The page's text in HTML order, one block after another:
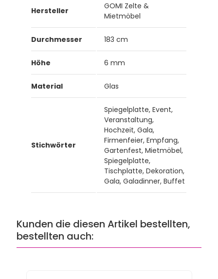
Hersteller
GOMI Zelte &
Mietmöbel
Durchmesser 183 cm
Höhe 6 mm
Material Glas
Stichwörter
Spiegelplatte, Event,
Veranstaltung,
Hochzeit, Gala,
Firmenfeier, Empfang,
Gartenfest, Mietmöbel,
Spiegelplatte,
Tischplatte, Dekoration,
Gala, Galadinner, Buffet
Kunden die diesen Artikel bestellten,
bestellten auch: